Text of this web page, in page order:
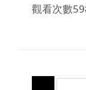
觀看次數